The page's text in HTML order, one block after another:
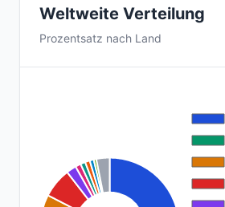
Weltweite Verteilung
Prozentsatz nach Land